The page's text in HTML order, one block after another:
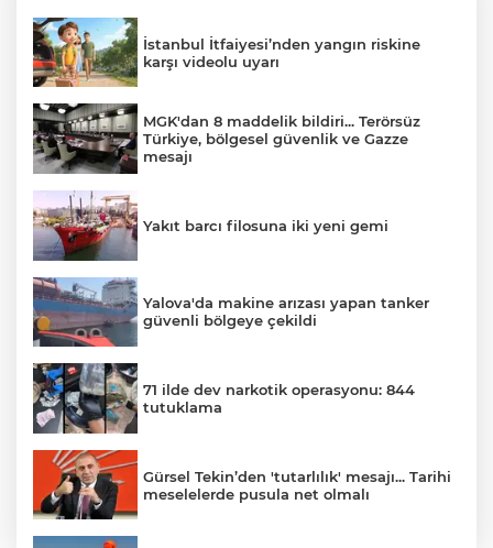
İstanbul İtfaiyesi’nden yangın riskine
karşı videolu uyarı
MGK'dan 8 maddelik bildiri... Terörsüz
Türkiye, bölgesel güvenlik ve Gazze
mesajı
Yakıt barcı filosuna iki yeni gemi
Yalova'da makine arızası yapan tanker
güvenli bölgeye çekildi
71 ilde dev narkotik operasyonu: 844
tutuklama
Gürsel Tekin’den 'tutarlılık' mesajı... Tarihi
meselelerde pusula net olmalı